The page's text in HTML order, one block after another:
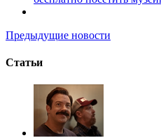
Предыдущие новости
Статьи